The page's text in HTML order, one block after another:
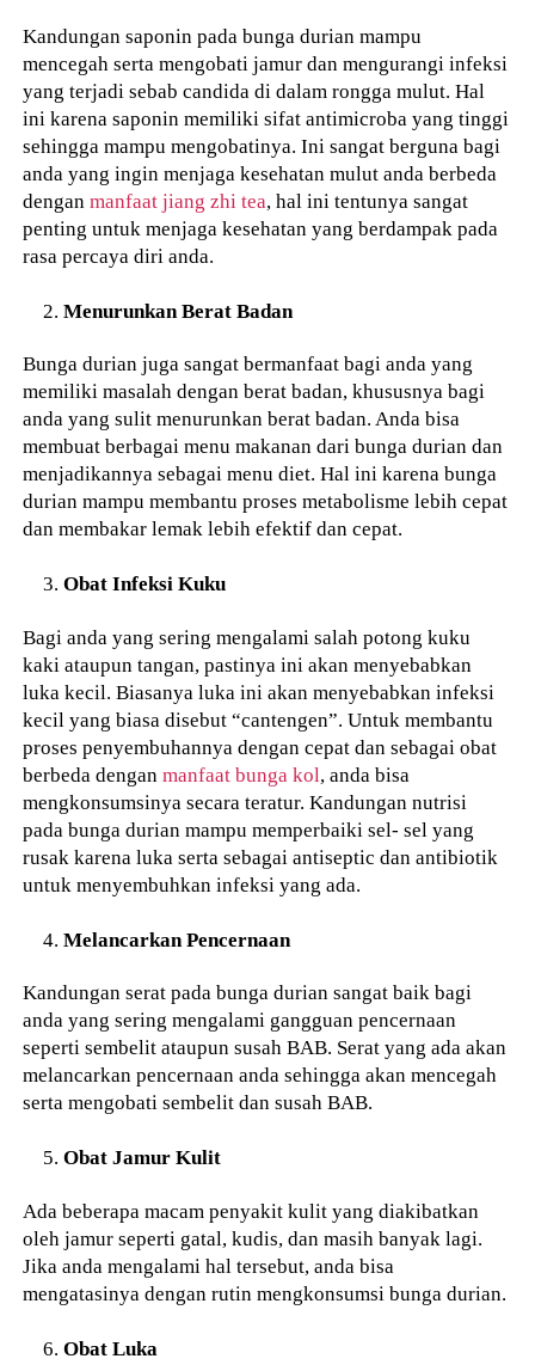
Kandungan saponin pada bunga durian mampu
mencegah serta mengobati jamur dan mengurangi infeksi
yang terjadi sebab candida di dalam rongga mulut. Hal
ini karena saponin memiliki sifat antimicroba yang tinggi
sehingga mampu mengobatinya. Ini sangat berguna bagi
anda yang ingin menjaga kesehatan mulut anda berbeda
denganmanfaat jiang zhi tea, hal ini tentunya sangat
penting untuk menjaga kesehatan yang berdampak pada
rasa percaya diri anda.
Menurunkan Berat Badan
Bunga durian juga sangat bermanfaat bagi anda yang
memiliki masalah dengan berat badan, khususnya bagi
anda yang sulit menurunkan berat badan. Anda bisa
membuat berbagai menu makanan dari bunga durian dan
menjadikannya sebagai menu diet. Hal ini karena bunga
durian mampu membantu proses metabolisme lebih cepat
dan membakar lemak lebih efektif dan cepat.
Obat Infeksi Kuku
Bagi anda yang sering mengalami salah potong kuku
kaki ataupun tangan, pastinya ini akan menyebabkan
luka kecil. Biasanya luka ini akan menyebabkan infeksi
kecil yang biasa disebut “cantengen”. Untuk membantu
proses penyembuhannya dengan cepat dan sebagai obat
berbeda denganmanfaat bunga kol, anda bisa
mengkonsumsinya secara teratur. Kandungan nutrisi
pada bunga durian mampu memperbaiki sel- sel yang
rusak karena luka serta sebagai antiseptic dan antibiotik
untuk menyembuhkan infeksi yang ada.
Melancarkan Pencernaan
Kandungan serat pada bunga durian sangat baik bagi
anda yang sering mengalami gangguan pencernaan
seperti sembelit ataupun susah BAB. Serat yang ada akan
melancarkan pencernaan anda sehingga akan mencegah
serta mengobati sembelit dan susah BAB.
Obat Jamur Kulit
Ada beberapa macam penyakit kulit yang diakibatkan
oleh jamur seperti gatal, kudis, dan masih banyak lagi.
Jika anda mengalami hal tersebut, anda bisa
mengatasinya dengan rutin mengkonsumsi bunga durian.
Obat Luka